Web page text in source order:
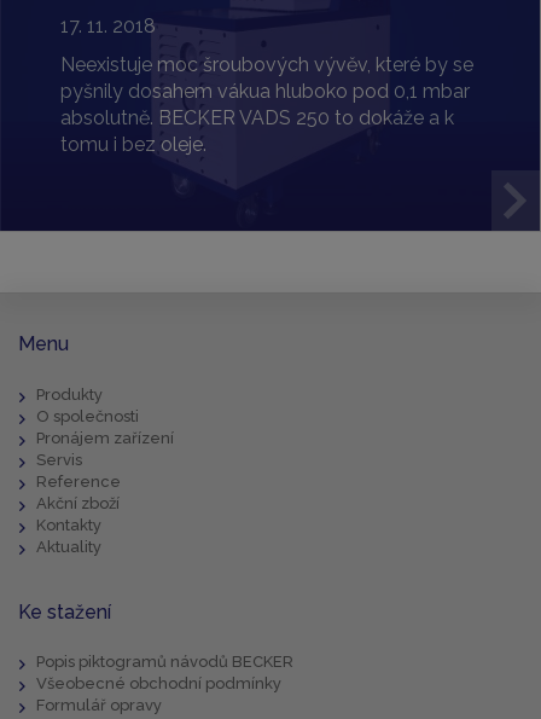
17. 11. 2018
Neexistuje moc šroubových vývěv, které by se
pyšnily dosahem vákua hluboko pod 0,1 mbar
absolutně. BECKER VADS 250 to dokáže a k
tomu i bez oleje.
Menu
Produkty
O společnosti
Pronájem zařízení
Servis
Reference
Akční zboží
Kontakty
Aktuality
Ke stažení
Popis piktogramů návodů BECKER
Všeobecné obchodní podmínky
Formulář opravy